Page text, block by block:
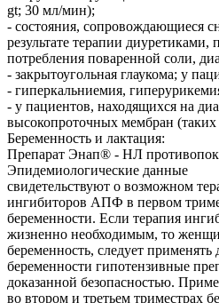
gt; 30 мл/мин);
- состояния, сопровождающиеся
результате терапии диуретиками,
потребления поваренной соли,
- закрытоугольная глаукома; у
- гиперкальниемия,
- у пациентов, находящихся на
высокопроточных мембран
Беременность и лактация:
Препарат Энап® - HЛ
Эпидемиологические данные
свидетельствуют о возможном
ингибиторов АПФ в первом
беременности. Если терапия
жизненно необходимым, то
беременность, следует
беременности гипотензивные
доказанной безопасностью.
во втором и третьем триместрах